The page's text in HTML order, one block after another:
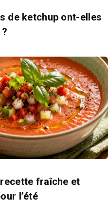
de ketchup ont-elles
fraîche et
l’été